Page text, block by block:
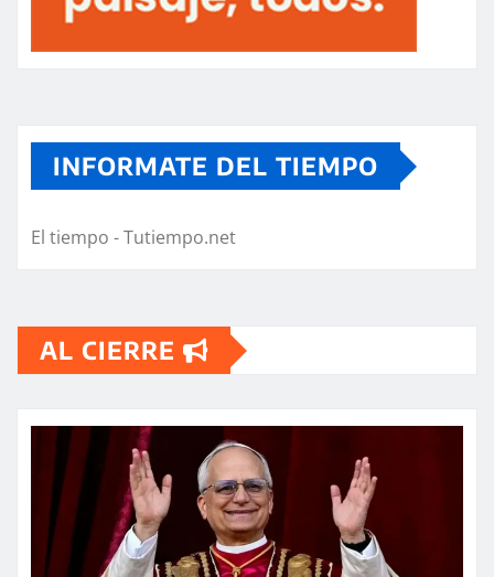
INFORMATE DEL TIEMPO
El tiempo - Tutiempo.net
AL CIERRE